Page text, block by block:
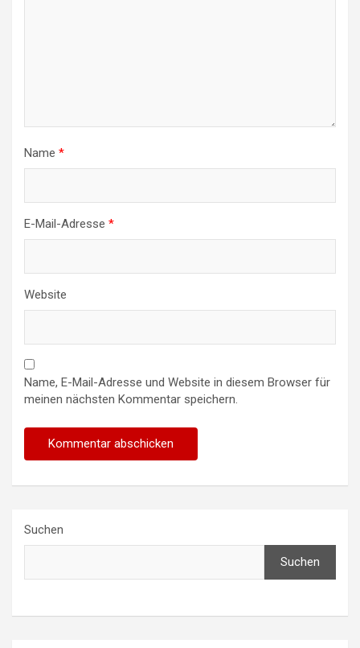
Name *
E-Mail-Adresse *
Website
Name, E-Mail-Adresse und Website in diesem Browser für
meinen nächsten Kommentar speichern.
Suchen
Suchen